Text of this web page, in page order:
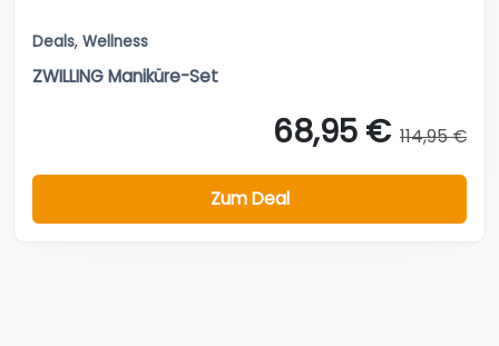
Deals, Wellness
ZWILLING Maniküre-Set
68,95 € 114,95 €
Zum Deal